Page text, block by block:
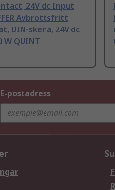
24V dc Input
Avbrottsfritt
DIN-skena, 24V dc
W QUINT
E-postadress